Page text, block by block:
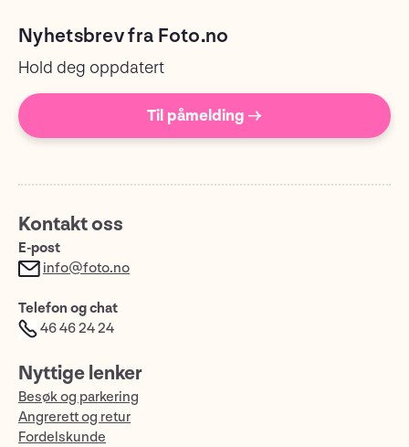
Nyhetsbrev fra Foto.no
Hold deg oppdatert
Til påmelding →
Kontakt oss
E-post
info@foto.no
Telefon og chat
46 46 24 24
Nyttige lenker
Besøk og parkering
Angrerett og retur
Fordelskunde